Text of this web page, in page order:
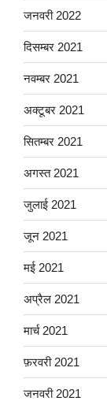
जनवरी 2022
दिसम्बर 2021
नवम्बर 2021
अक्टूबर 2021
सितम्बर 2021
अगस्त 2021
जुलाई 2021
जून 2021
मई 2021
अप्रैल 2021
मार्च 2021
फ़रवरी 2021
जनवरी 2021